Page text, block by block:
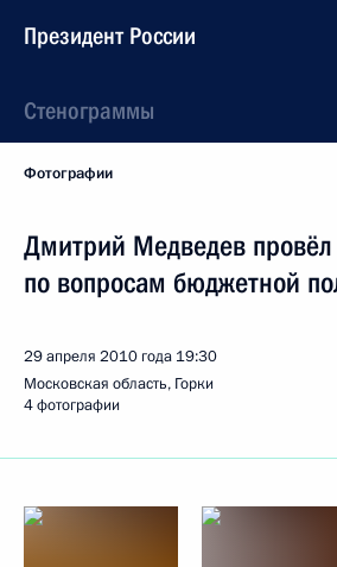
Президент России
Стенограммы
Фотографии
Дмитрий Медведев
по вопросам бюджетной
29 апреля 2010 года 19:30
Московская область, Горки
4 фотографии